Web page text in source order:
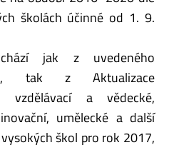
školách účinné od 1. 9.
jak z uvedeného
tak z Aktualizace
vzdělávací a vědecké,
umělecké a další
škol pro rok 2017,